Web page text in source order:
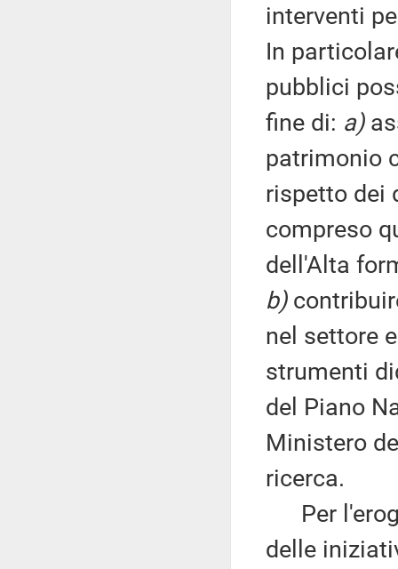
interventi
In
pubblici
fine di: a)
patrimonio
rispetto dei
compreso
dell'Alta
b)
nel settore
strumenti
del Piano
Ministero
ricerca.
Per
delle